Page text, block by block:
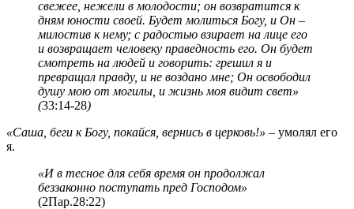
свежее, нежели в молодости; он возвратится к
дням юности своей. Будет молиться Богу, и Он –
милостив к нему; с радостью взирает на лице его
и возвращает человеку праведность его. Он будет
смотреть на людей и говорить: грешил я и
превращал правду, и не воздано мне; Он освободил
душу мою от могилы, и жизнь моя видит свет»
(33:14-28)
«Саша, беги к Богу, покайся, вернись в церковь!» – умолял его
я.
«И в тесное для себя время он продолжал
беззаконно поступать пред Господом»
(2Пар.28:22)